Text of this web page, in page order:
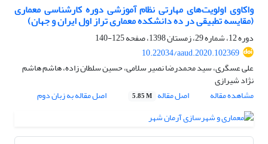
واکاوی اولویت‌های مهارتی نظام آموزشی دوره کارشناسی معماری
(مقایسه تطبیقی در ده دانشکده معماری تراز اول ایران و جهان)
دوره 12، شماره 29، زمستان 1398، صفحه
125-140
10.22034/aaud.2020.102369
علی عسگری، سید محمدرضا نصیر سلامی، حسین سلطان زاده، هاشم هاشم
نژاد شیرازی
مشاهده مقاله
اصل مقاله 5.85 M اصل مقاله به زبان دوم